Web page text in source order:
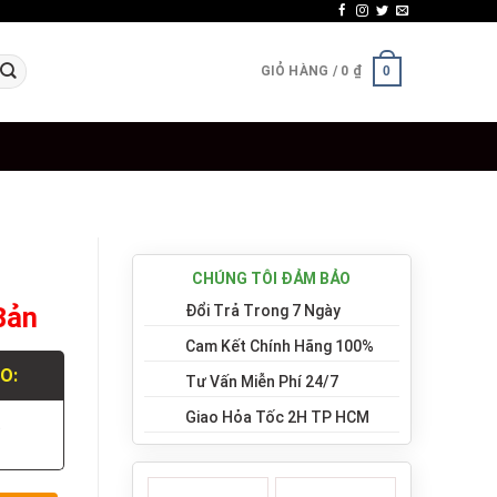
GIỎ HÀNG / 0 ₫ 0
CHÚNG TÔI ĐẢM BẢO
Đổi Trả Trong 7 Ngày
Cam Kết Chính Hãng 100%
Tư Vấn Miễn Phí 24/7
Giao Hỏa Tốc 2H TP HCM